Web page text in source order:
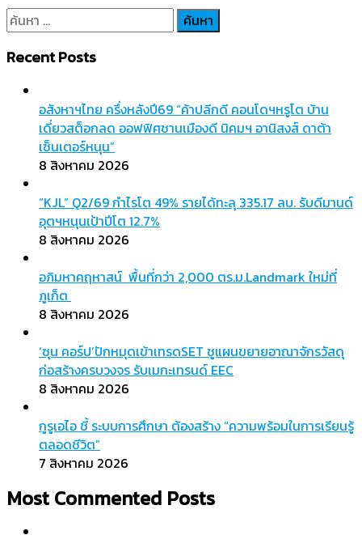
ค้นหา
สำหรับ:
Recent Posts
อสังหาฯไทย ครึ่งหลังปี69 “ค้าปลีกดี คอนโดฯหรูโต บ้าน
เดี่ยวสต็อกลด ออฟฟิศชานเมืองดี นิคมฯ อานิสงส์ ดาต้า
เซ็นเตอร์หนุน”
8 สิงหาคม 2026
“KJL” Q2/69 กำไรโต 49% รายได้ทะลุ 335.17 ลบ. รับดีมานด์
อุตฯหนุนเป้าปีโต 12.7%
8 สิงหาคม 2026
อภิมหาคฤหาสน์ พื้นที่กว่า 2,000 ตร.ม.Landmark ใหม่ที่
ภูเก็ต
8 สิงหาคม 2026
‘ซุน คอร์ป’ปักหมุดเข้าเทรดSET ชูแผนขยายอาณาจักรวัสดุ
ก่อสร้างครบวงจร รับเมกะเทรนด์ EEC
8 สิงหาคม 2026
กูรูเอไอ ชี้ ระบบการศึกษา ต้องสร้าง “ความพร้อมในการเรียนรู้
ตลอดชีวิต”
7 สิงหาคม 2026
Most Commented Posts